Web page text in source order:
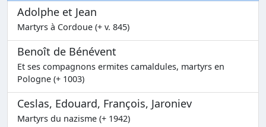
Adolphe et Jean
Martyrs à Cordoue (+ v. 845)
Benoît de Bénévent
Et ses compagnons ermites camaldules, martyrs en
Pologne (+ 1003)
Ceslas, Edouard, François, Jaroniev
Martyrs du nazisme (+ 1942)